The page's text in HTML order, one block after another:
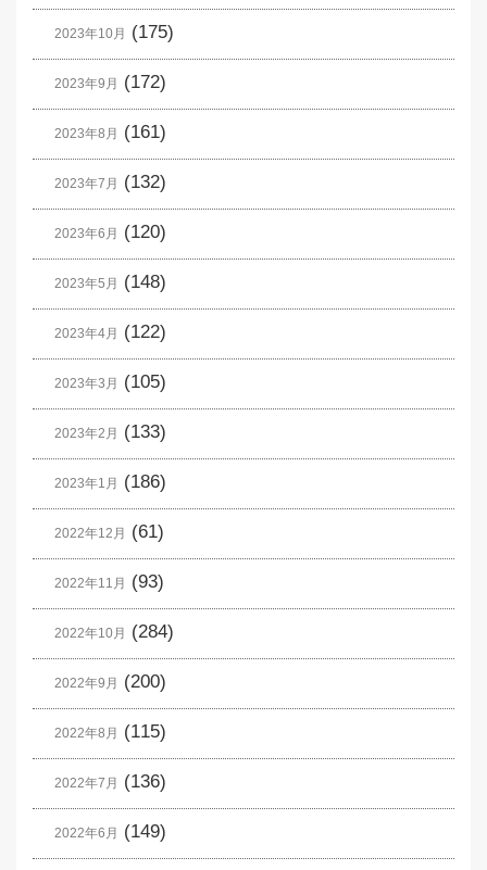
2023年10月 (175)
2023年9月 (172)
2023年8月 (161)
2023年7月 (132)
2023年6月 (120)
2023年5月 (148)
2023年4月 (122)
2023年3月 (105)
2023年2月 (133)
2023年1月 (186)
2022年12月 (61)
2022年11月 (93)
2022年10月 (284)
2022年9月 (200)
2022年8月 (115)
2022年7月 (136)
2022年6月 (149)